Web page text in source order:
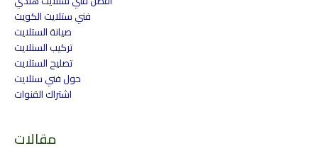
فني ستلايت الكويت
صيانة الستلايت
تركيب الستلايت
تصليح الستلايت
حول فني ستلايت
اشتراك القنوات
مقالات